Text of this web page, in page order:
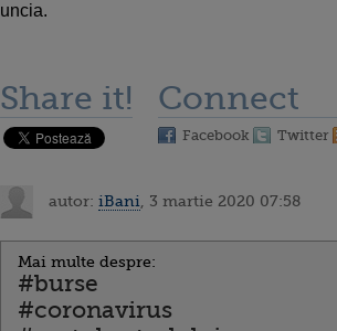
uncia.
Share it! Connect
Facebook Twitter
autor: iBani , 3 martie 2020 07:58
Mai multe despre:
#burse
#coronavirus